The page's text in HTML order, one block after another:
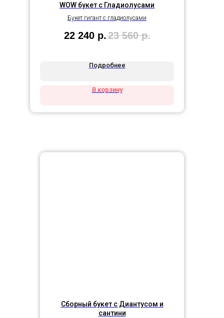
WOW букет с Гладиолусами
Букет гигант с гладиолусами
22 240 р.23 560 р.
Подробнее
В корзину
Сборный букет с Диантусом и
сантини